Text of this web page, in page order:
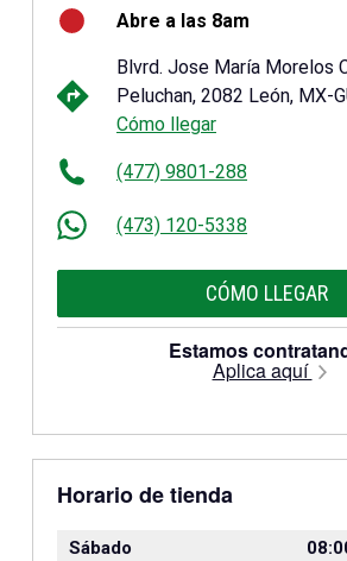
Abre a las 8am
Blvrd. Jose María Morelos
Peluchan, 2082 León, MX-
Cómo llegar
(477) 9801-288
(473) 120-5338
CÓMO LLEGAR
Estamos
Aplica aquí
Horario de tienda
Sábado